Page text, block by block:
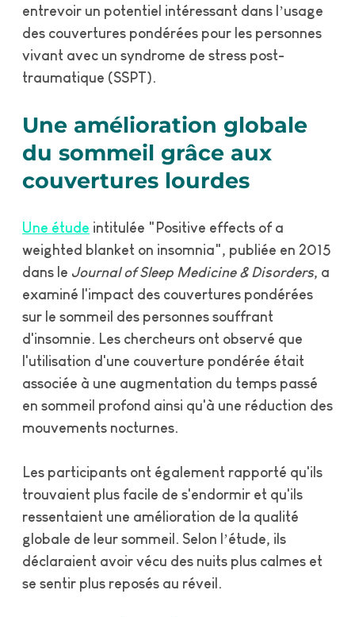
entrevoir un potentiel intéressant dans l’usage
des couvertures pondérées pour les personnes
vivant avec un syndrome de stress post-
traumatique (SSPT).
Une amélioration globale
du sommeil grâce aux
couvertures lourdes
Une étude intitulée "Positive effects of a
weighted blanket on insomnia", publiée en 2015
dans le Journal of Sleep Medicine & Disorders, a
examiné l'impact des couvertures pondérées
sur le sommeil des personnes souffrant
d'insomnie. Les chercheurs ont observé que
l'utilisation d'une couverture pondérée était
associée à une augmentation du temps passé
en sommeil profond ainsi qu'à une réduction des
mouvements nocturnes.
Les participants ont également rapporté qu'ils
trouvaient plus facile de s'endormir et qu'ils
ressentaient une amélioration de la qualité
globale de leur sommeil. Selon l’étude, ils
déclaraient avoir vécu des nuits plus calmes et
se sentir plus reposés au réveil.